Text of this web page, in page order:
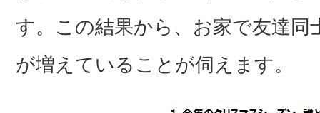
す。この結果から、お家で友達
が増えていることが伺えます。